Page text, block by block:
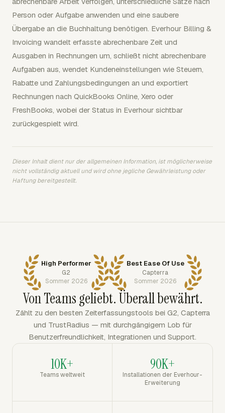
Person oder Aufgabe anwenden und eine saubere
Übergabe an die Buchhaltung benötigen. Everhour Billing &
Invoicing wandelt erfasste abrechenbare Zeit und
Ausgaben in Rechnungen um, schließt nicht abrechenbare
Aufgaben aus, wendet Kundeneinstellungen wie Steuern,
Rabatte und Zahlungsbedingungen an und exportiert
Rechnungen nach QuickBooks Online, Xero oder
FreshBooks, wobei der Status in Everhour sichtbar
zurückgespielt wird.
Dieser Inhalt dient nur der allgemeinen Information, ist möglicherweise
nicht vollständig aktuell und wird ohne jegliche Gewährleistung oder
Haftung bereitgestellt.
High Performer
G2
Sommer 2026
Best Ease Of Use
Capterra
Sommer 2026
Von Teams geliebt. Überall bewährt.
Zählt zu den besten Zeiterfassungstools bei G2, Capterra
und TrustRadius — mit durchgängigem Lob für
Benutzerfreundlichkeit, Integrationen und Support.
10K+
Teams weltweit
90K+
Installationen der Everhour-
Erweiterung